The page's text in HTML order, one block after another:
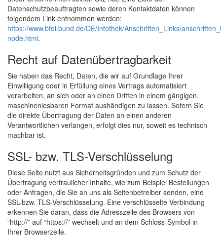
Datenschutzbeauftragten sowie deren Kontaktdaten können
folgendem Link entnommen werden:
https://www.bfdi.bund.de/DE/Infothek/Anschriften_Links/
node.html.
Recht auf Datenübertragbarkeit
Sie haben das Recht, Daten, die wir auf Grundlage Ihrer
Einwilligung oder in Erfüllung eines Vertrags automatisiert
verarbeiten, an sich oder an einen Dritten in einem gängigen,
maschinenlesbaren Format aushändigen zu lassen. Sofern Sie
die direkte Übertragung der Daten an einen anderen
Verantwortlichen verlangen, erfolgt dies nur, soweit es technisch
machbar ist.
SSL- bzw. TLS-Verschlüsselung
Diese Seite nutzt aus Sicherheitsgründen und zum Schutz der
Übertragung vertraulicher Inhalte, wie zum Beispiel Bestellungen
oder Anfragen, die Sie an uns als Seitenbetreiber senden, eine
SSL-bzw. TLS-Verschlüsselung. Eine verschlüsselte Verbindung
erkennen Sie daran, dass die Adresszeile des Browsers von
“http://” auf “https://” wechselt und an dem Schloss-Symbol in
Ihrer Browserzeile.